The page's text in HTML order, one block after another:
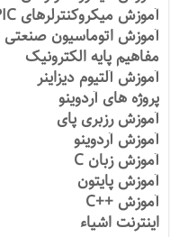
آموزش میکروکنترلرهای PIC
آموزش اتوماسیون صنعتی
مفاهیم پایه الکترونیک
آموزش آلتیوم دیزاینر
پروژه های آردوینو
آموزش رزبری پای
آموزش آردوینو
آموزش زبان C
آموزش پایتون
آموزش ++C
اینترنت اشیاء